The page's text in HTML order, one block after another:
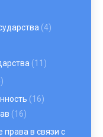
(4)
(11)
(16)
(16)
права в связи с